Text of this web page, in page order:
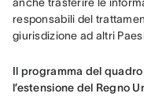
responsabili del
giurisdizione ad altri
Il programma del
l’estensione del Regno